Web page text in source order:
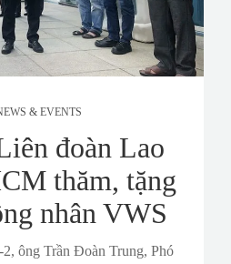
& EVENTS
đoàn Lao
thăm, tặng
nhân VWS
ông Trần Đoàn Trung, Phó